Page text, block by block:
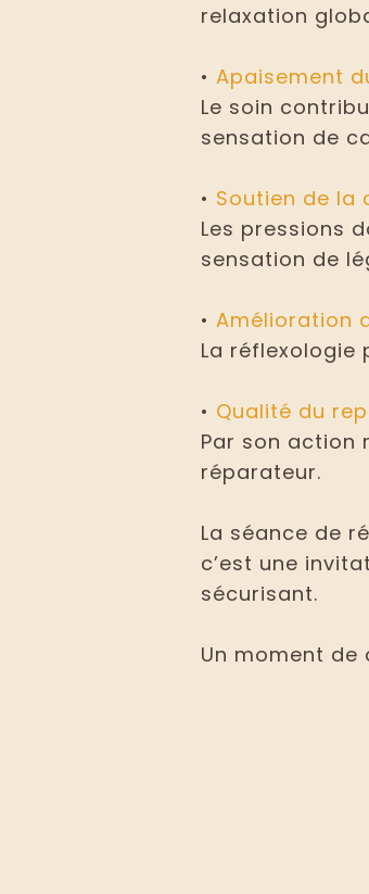
relaxation
• Apaisement
Le soin
sensation de
• Soutien de la
Les pressions
sensation de
• Amélioration
La réflexologie
• Qualité du
Par son action
réparateur.
La séance de
c’est une
sécurisant.
Un moment